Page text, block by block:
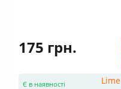
175 грн.
Є в наявності